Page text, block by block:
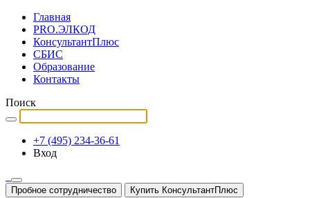
Главная
PRO.ЭЛКОД
КонсультантПлюс
СБИС
Образование
Контакты
Поиск
+7 (495) 234-36-61
Вход
Пробное сотрудничество Купить КонсультантПлюс